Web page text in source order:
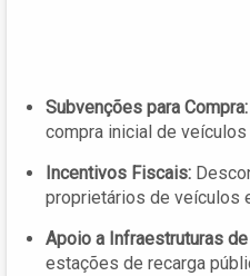
Subvenções para Compra:
compra inicial de
Incentivos Fiscais:
proprietários de veículos
Apoio a Infraestruturas de
estações de recarga